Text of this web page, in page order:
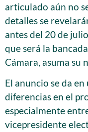
articulado aún no
detalles se
antes del 20 de
que será la
Cámara, asuma su
El anuncio se da
diferencias en el
especialmente
vicepresidente